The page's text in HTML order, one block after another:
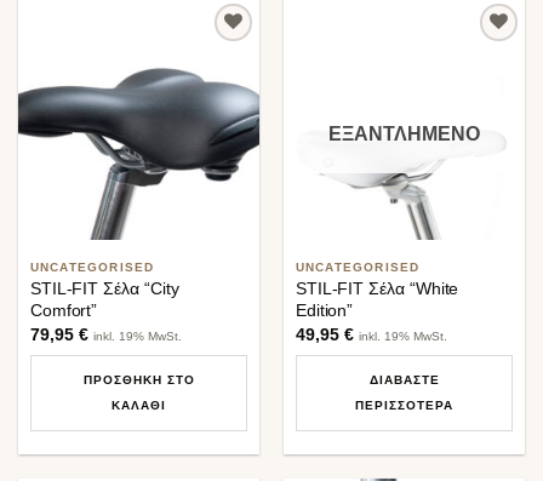
στη λίστα
επιθυμιών
UNCATEGORISED
STIL-FIT Σέλα “City
Comfort”
79,95 € inkl. 19% MwSt.
ΠΡΟΣΘΉΚΗ ΣΤΟ
ΚΑΛΆΘΙ
ΕΞΑΝΤΛΗΜΈΝΟ
UNCATEGORISED
STIL-FIT Σέλα “White
Edition”
49,95 € inkl. 19% MwSt.
ΔΙΑΒΆΣΤΕ
ΠΕΡΙΣΣΌΤΕΡΑ